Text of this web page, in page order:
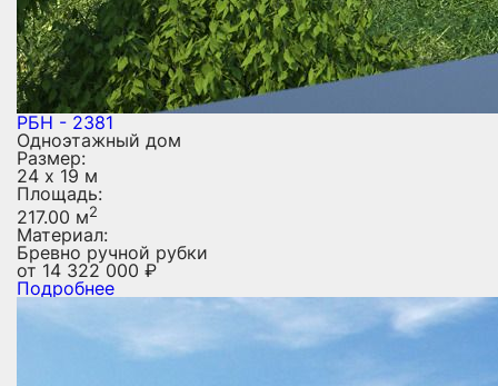
РБН - 2381
Одноэтажный дом
Размер:
24 х 19 м
Площадь:
217.00 м2
Материал:
Бревно ручной рубки
от 14 322 000 ₽
Подробнее